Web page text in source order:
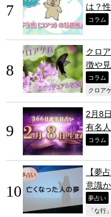
は？
コラム
クロ
徴や
コラム
クロア
2月8
有名
コラム
【夢
意識
夢占い
「な行